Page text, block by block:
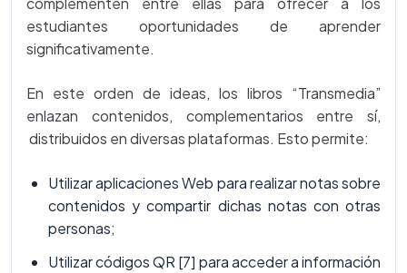
estudiantes oportunidades de aprender
significativamente.
En este orden de ideas, los libros “Transmedia”
enlazan contenidos, complementarios entre sí,
distribuidos en diversas plataformas. Esto permite:
Utilizar aplicaciones Web para realizar notas sobre
contenidos y compartir dichas notas con otras
personas;
Utilizar códigos QR [7] para acceder a información